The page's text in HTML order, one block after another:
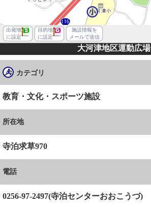
長岡市寺泊求草
出発地
に設定
目的地
に設定
施設情報を
メールで送信
大河津地区運動広場
カテゴリ
教育・文化・スポーツ施設
所在地
寺泊求草970
電話
0256-97-2497(寺泊センターおおこうづ)